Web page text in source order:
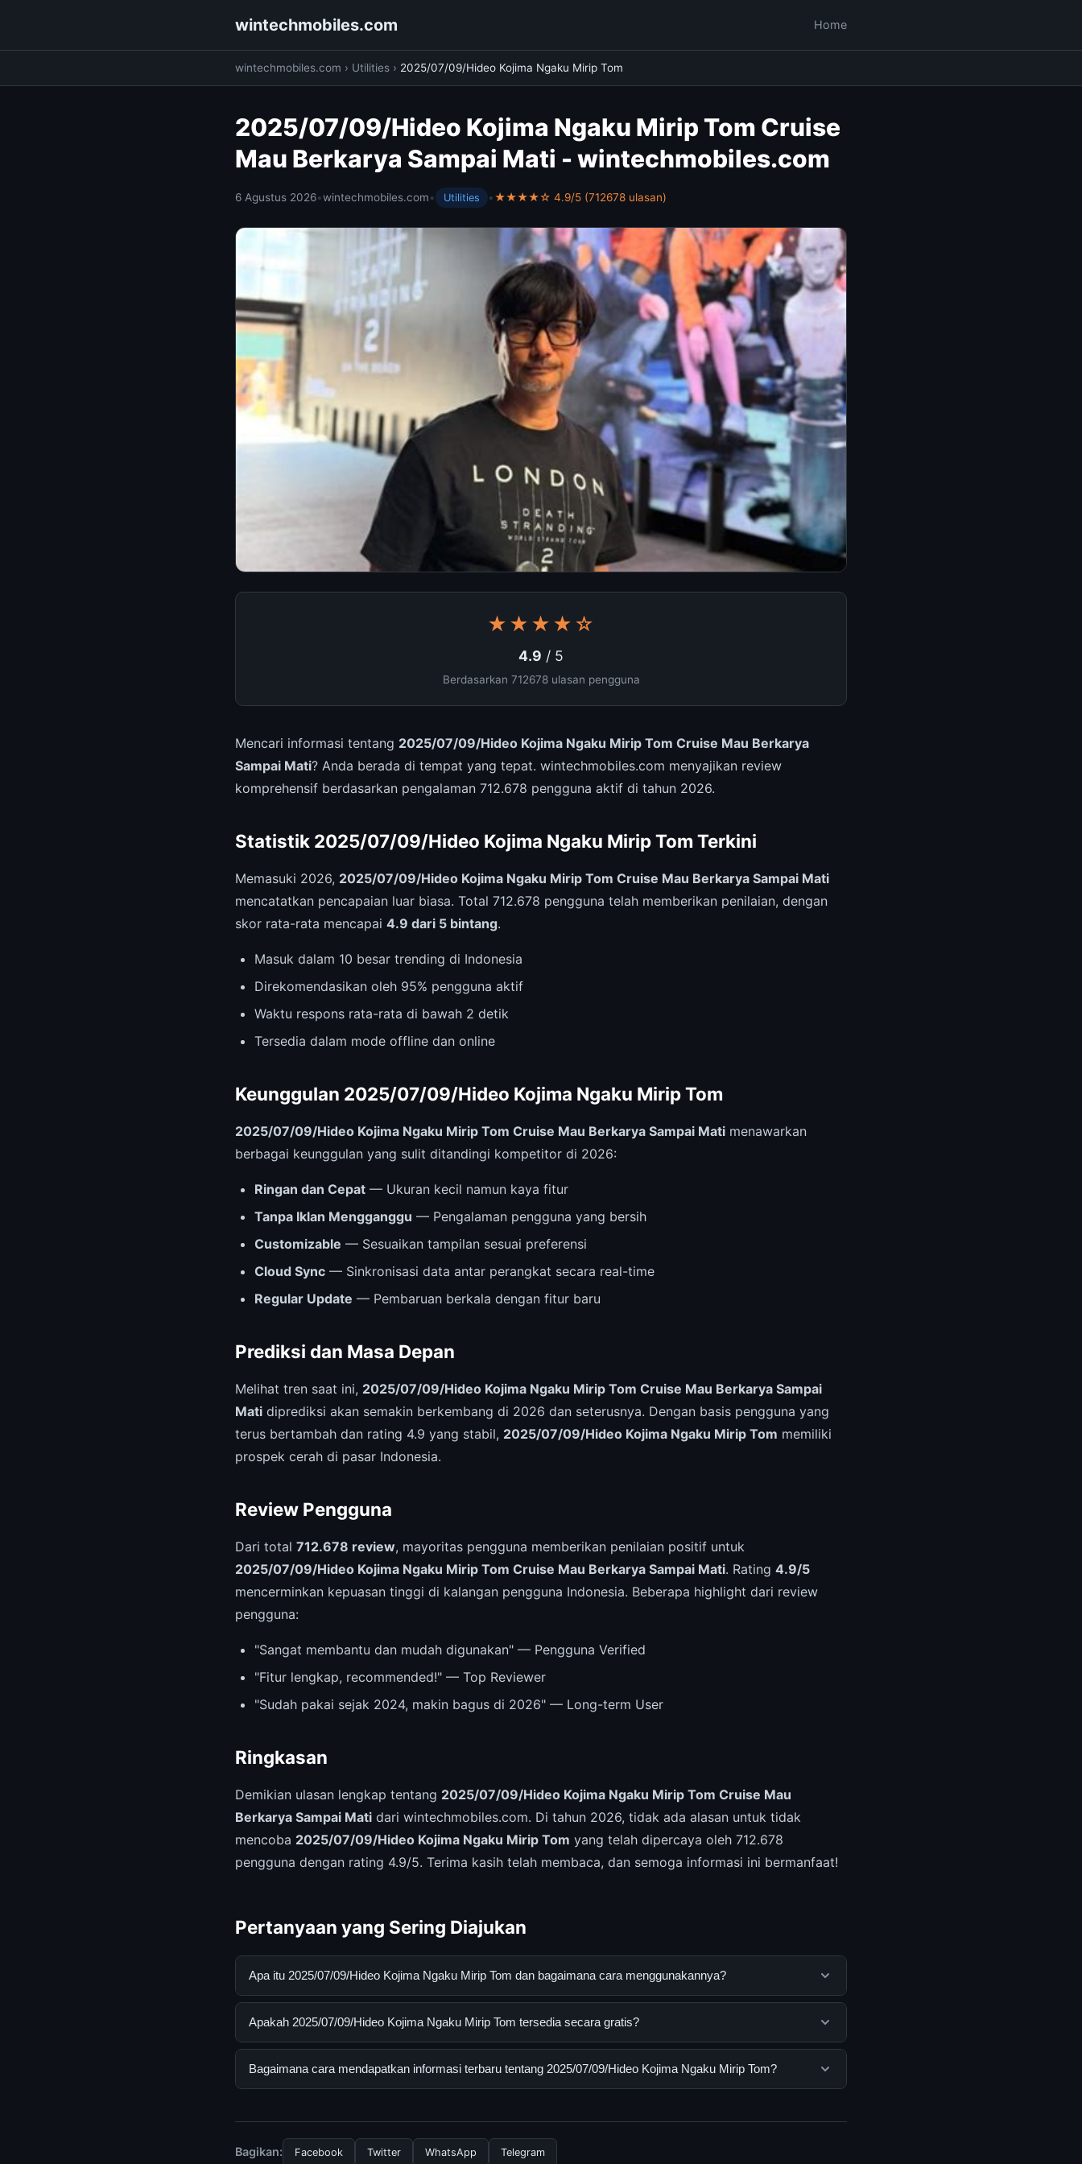
wintechmobiles.com Home
wintechmobiles.com › Utilities › 2025/07/09/Hideo Kojima Ngaku Mirip Tom
2025/07/09/Hideo Kojima Ngaku Mirip Tom Cruise
Mau Berkarya Sampai Mati - wintechmobiles.com
6 Agustus 2026•wintechmobiles.com• Utilities •★★★★☆ 4.9/5 (712678 ulasan)
★★★★☆
4.9 / 5
Berdasarkan 712678 ulasan pengguna
Mencari informasi tentang 2025/07/09/Hideo Kojima Ngaku Mirip Tom Cruise Mau Berkarya
Sampai Mati? Anda berada di tempat yang tepat. wintechmobiles.com menyajikan review
komprehensif berdasarkan pengalaman 712.678 pengguna aktif di tahun 2026.
Statistik 2025/07/09/Hideo Kojima Ngaku Mirip Tom Terkini
Memasuki 2026, 2025/07/09/Hideo Kojima Ngaku Mirip Tom Cruise Mau Berkarya Sampai Mati
mencatatkan pencapaian luar biasa. Total 712.678 pengguna telah memberikan penilaian, dengan
skor rata-rata mencapai 4.9 dari 5 bintang.
Masuk dalam 10 besar trending di Indonesia
Direkomendasikan oleh 95% pengguna aktif
Waktu respons rata-rata di bawah 2 detik
Tersedia dalam mode offline dan online
Keunggulan 2025/07/09/Hideo Kojima Ngaku Mirip Tom
2025/07/09/Hideo Kojima Ngaku Mirip Tom Cruise Mau Berkarya Sampai Mati menawarkan
berbagai keunggulan yang sulit ditandingi kompetitor di 2026:
Ringan dan Cepat — Ukuran kecil namun kaya fitur
Tanpa Iklan Mengganggu — Pengalaman pengguna yang bersih
Customizable — Sesuaikan tampilan sesuai preferensi
Cloud Sync — Sinkronisasi data antar perangkat secara real-time
Regular Update — Pembaruan berkala dengan fitur baru
Prediksi dan Masa Depan
Melihat tren saat ini, 2025/07/09/Hideo Kojima Ngaku Mirip Tom Cruise Mau Berkarya Sampai
Mati diprediksi akan semakin berkembang di 2026 dan seterusnya. Dengan basis pengguna yang
terus bertambah dan rating 4.9 yang stabil, 2025/07/09/Hideo Kojima Ngaku Mirip Tom memiliki
prospek cerah di pasar Indonesia.
Review Pengguna
Dari total 712.678 review, mayoritas pengguna memberikan penilaian positif untuk
2025/07/09/Hideo Kojima Ngaku Mirip Tom Cruise Mau Berkarya Sampai Mati. Rating 4.9/5
mencerminkan kepuasan tinggi di kalangan pengguna Indonesia. Beberapa highlight dari review
pengguna:
"Sangat membantu dan mudah digunakan" — Pengguna Verified
"Fitur lengkap, recommended!" — Top Reviewer
"Sudah pakai sejak 2024, makin bagus di 2026" — Long-term User
Ringkasan
Demikian ulasan lengkap tentang 2025/07/09/Hideo Kojima Ngaku Mirip Tom Cruise Mau
Berkarya Sampai Mati dari wintechmobiles.com. Di tahun 2026, tidak ada alasan untuk tidak
mencoba 2025/07/09/Hideo Kojima Ngaku Mirip Tom yang telah dipercaya oleh 712.678
pengguna dengan rating 4.9/5. Terima kasih telah membaca, dan semoga informasi ini bermanfaat!
Pertanyaan yang Sering Diajukan
Apa itu 2025/07/09/Hideo Kojima Ngaku Mirip Tom dan bagaimana cara menggunakannya?
2025/07/09/Hideo Kojima Ngaku Mirip Tom adalah layanan digital yang dirancang untuk membantu
mengunjungi situs resmi dan mengikuti panduan yang tersedia.
Apakah 2025/07/09/Hideo Kojima Ngaku Mirip Tom tersedia secara gratis?
Ya, 2025/07/09/Hideo Kojima Ngaku Mirip Tom dapat diakses secara gratis oleh semua pengguna. Tidak
Bagaimana cara mendapatkan informasi terbaru tentang 2025/07/09/Hideo Kojima Ngaku Mirip Tom?
dan terpercaya.
Bagikan: Facebook Twitter WhatsApp Telegram